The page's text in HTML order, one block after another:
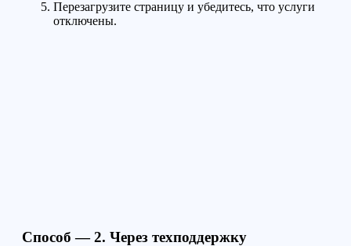
Перезагрузите страницу и убедитесь, что услуги
отключены.
Способ — 2. Через техподдержку